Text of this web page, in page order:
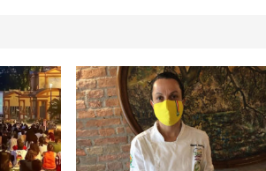
volume.